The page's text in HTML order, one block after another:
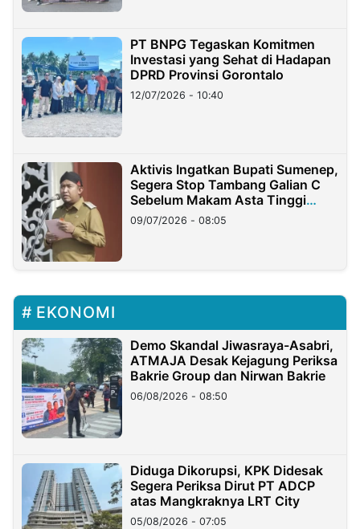
PT BNPG Tegaskan Komitmen
Investasi yang Sehat di Hadapan
DPRD Provinsi Gorontalo
12/07/2026 - 10:40
Aktivis Ingatkan Bupati Sumenep,
Segera Stop Tambang Galian C
Sebelum Makam Asta Tinggi
Longsor
09/07/2026 - 08:05
EKONOMI
Demo Skandal Jiwasraya-Asabri,
ATMAJA Desak Kejagung Periksa
Bakrie Group dan Nirwan Bakrie
06/08/2026 - 08:50
Diduga Dikorupsi, KPK Didesak
Segera Periksa Dirut PT ADCP
atas Mangkraknya LRT City
05/08/2026 - 07:05